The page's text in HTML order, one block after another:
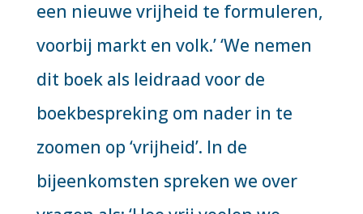
een nieuwe vrijheid te formuleren,
voorbij markt en volk.’ ‘We nemen
dit boek als leidraad voor de
boekbespreking om nader in te
zoomen op ‘vrijheid’. In de
bijeenkomsten spreken we over